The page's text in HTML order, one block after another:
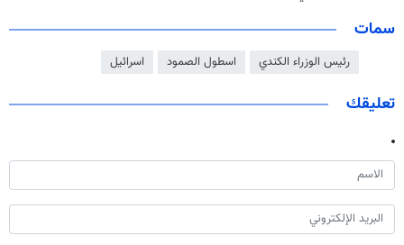
سمات
رئيس الوزراء الكندي اسطول الصمود اسرائيل
تعليقك